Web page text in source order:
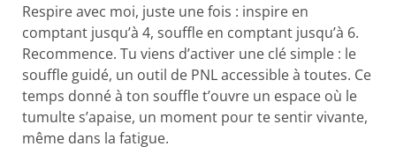
Respire avec moi, juste une fois : inspire en
comptant jusqu’à 4, souffle en comptant jusqu’à 6.
Recommence. Tu viens d’activer une clé simple : le
souffle guidé, un outil de PNL accessible à toutes. Ce
temps donné à ton souffle t’ouvre un espace où le
tumulte s’apaise, un moment pour te sentir vivante,
même dans la fatigue.